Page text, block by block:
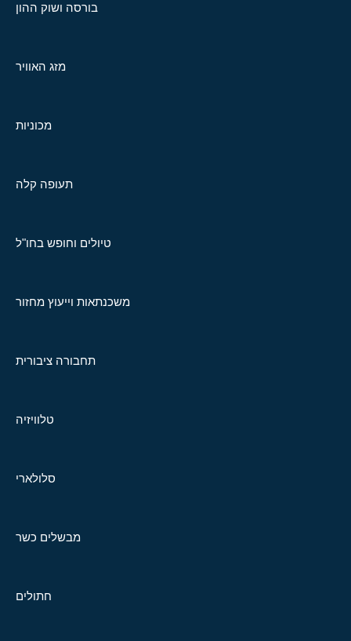
בורסה ושוק ההון
מזג האוויר
מכוניות
תעופה קלה
טיולים וחופש בחו"ל
משכנתאות וייעוץ מחזור
תחבורה ציבורית
טלוויזיה
סלולארי
מבשלים כשר
חתולים